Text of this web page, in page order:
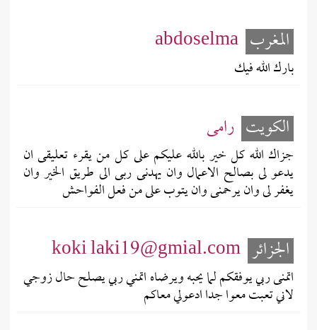
المغرب abdoselma
بارك الله فيك
الكويت رامى
جزاك الله كل خير بالله عليكم على كل من يقرء تعليقى ان
يدعو لى بصالح الاعمال وان يهدنى ربى الى طريق الخير وان
يغفر لى وان يرحمنى وان يتوب على من فعل الفواحش
الجزائر koki laki19@gmial.com
اتمنى ربي يوفقكم لما يحبه ويرضاه اتمني ربي يصلح حال زوجي
لاني تعبت معوا جدا ادعولي معاكم